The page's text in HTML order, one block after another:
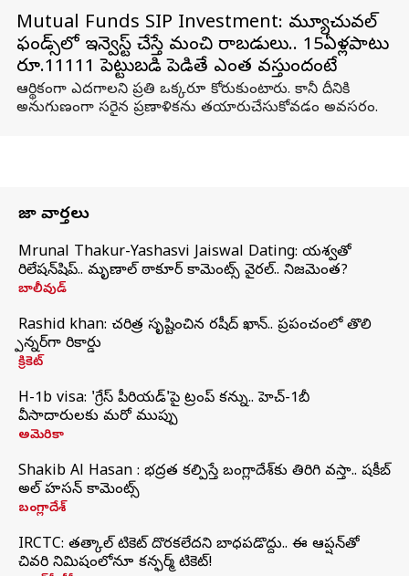
Mutual Funds SIP Investment: మ్యూచువల్
ఫండ్స్‌లో ఇన్వెస్ట్ చేస్తే మంచి రాబడులు.. 15ఏళ్లపాటు
రూ.11111 పెట్టుబడి పెడితే ఎంత వస్తుందంటే
ఆర్థికంగా ఎదగాలని ప్రతి ఒక్కరూ కోరుకుంటారు. కానీ దీనికి
అనుగుణంగా సరైన ప్రణాళికను తయారుచేసుకోవడం అవసరం.
తాజా వార్తలు
Mrunal Thakur-Yashasvi Jaiswal Dating: యశస్వితో
రిలేషన్‌షిప్.. మృణాల్ ఠాకూర్ కామెంట్స్ వైరల్.. నిజమెంత?
బాలీవుడ్
Rashid khan: చరిత్ర సృష్టించిన రషీద్ ఖాన్.. ప్రపంచంలో తొలి
స్పిన్నర్‌గా రికార్డు
క్రికెట్
H-1b visa: 'గ్రేస్‌ పీరియడ్‌'పై ట్రంప్‌ కన్ను.. హెచ్‌-1బీ
వీసాదారులకు మరో ముప్పు
అమెరికా
Shakib Al Hasan : భద్రత కల్పిస్తే బంగ్లాదేశ్‌కు తిరిగి వస్తా.. షకీబ్
అల్ హసన్ కామెంట్స్
బంగ్లాదేశ్
IRCTC: తత్కాల్ టికెట్ దొరకలేదని బాధపడొద్దు.. ఈ ఆప్షన్‌తో
చివరి నిమిషంలోనూ కన్ఫర్మ్ టికెట్!